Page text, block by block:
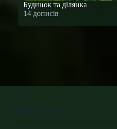
Будинок та ділянка
14 дописів
останні статті